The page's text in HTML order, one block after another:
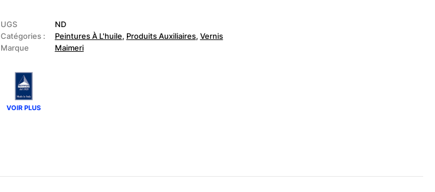
final
brillant
UGS
ND
Catégories :
Peintures À L'huile, Produits Auxiliaires, Vernis
Marque
Maimeri
VOIR PLUS